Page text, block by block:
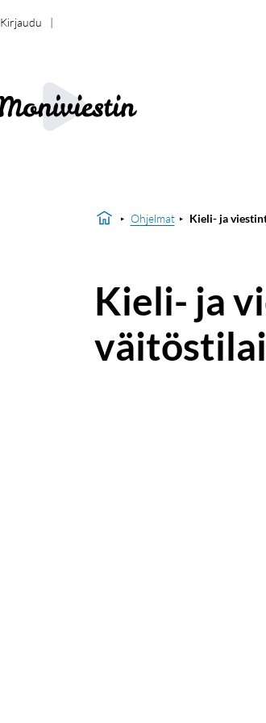
Kirjaudu
Ohjelmat Kieli- ja
Kieli- ja